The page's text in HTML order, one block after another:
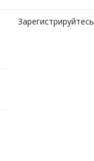
Зарегистрируйтесь